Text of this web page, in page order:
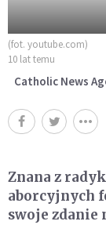
(fot. youtube.com)
10 lat temu
Catholic News
Znana z
aborcyjnych
swoje zdanie